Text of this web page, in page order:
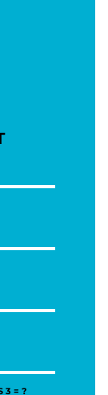
3 = ?